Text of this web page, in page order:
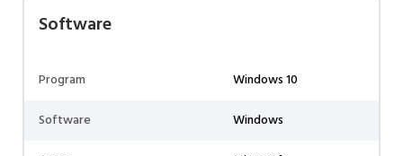
Software
Program
Windows 10
Software
Windows